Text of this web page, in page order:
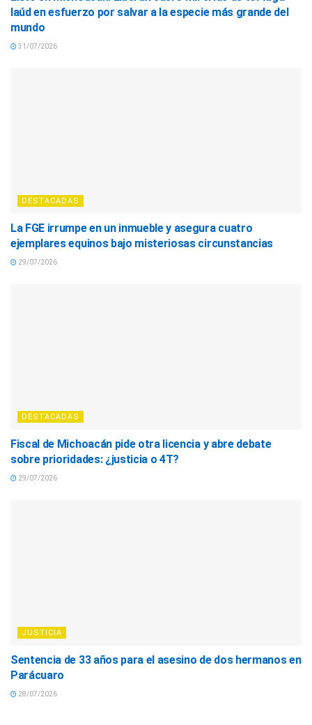
laúd en esfuerzo por salvar a la especie más grande del
mundo
31/07/2026
DESTACADAS
La FGE irrumpe en un inmueble y asegura cuatro
ejemplares equinos bajo misteriosas circunstancias
29/07/2026
DESTACADAS
Fiscal de Michoacán pide otra licencia y abre debate
sobre prioridades: ¿justicia o 4T?
29/07/2026
JUSTICIA
Sentencia de 33 años para el asesino de dos hermanos en
Parácuaro
28/07/2026